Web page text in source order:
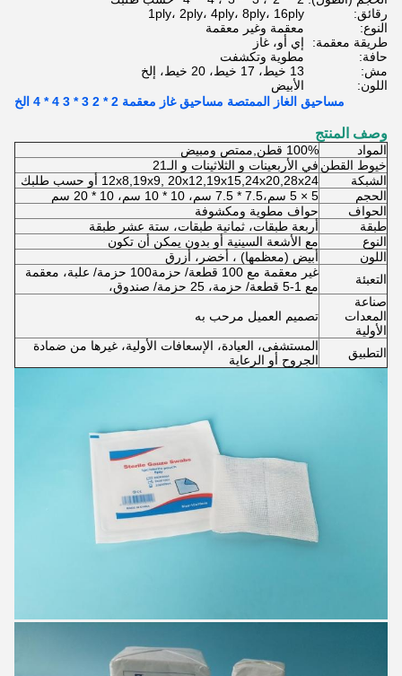
رقائق:
1ply، 2ply، 4ply، 8ply، 16ply
النوع:
معقمة وغير معقمة
طريقة معقمة:
إي أو، غاز
حافة:
مطوية وتكشفت
مش:
13 خيط، 17 خيط، 20 خيط، إلخ
اللون:
الأبيض
مساحيق الغاز الممتصة مساحيق غاز معقمة 2 * 2 3 * 3 4 * 4 الخ
وصف المنتج
المواد
100% قطن,ممتص ومبيض
خيوط القطن في الأربعينات و الثلاثينات و الـ21
الشبكة
12x8,19x9, 20x12,19x15,24x20,28x24 أو حسب طلبك
الحجم
5 × 5 سم،7.5 * 7.5 سم، 10 * 10 سم، 10 * 20 سم
الحواف
حواف مطوية ومكشوفة
طبقة
أربعة طبقات، ثمانية طبقات، ستة عشر طبقة
النوع
مع الأشعة السينية أو بدون يمكن أن تكون
اللون
أبيض (معظمها) ، أخضر، أزرق
التعبئة
غير معقمة مع 100 قطعة/ حزمة100 حزمة/ علبة، معقمة
مع 1-5 قطعة/ حزمة، 25 حزمة/ صندوق،
صناعة
المعدات
الأولية
تصميم العميل مرحب به
التطبيق
المستشفى، العيادة، الإسعافات الأولية، غيرها من ضمادة
الجروح أو الرعاية